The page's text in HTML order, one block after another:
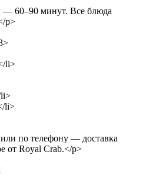
— 60–90 минут. Все блюда
p>
li>
li>
по телефону — доставка
от Royal Crab.</p>